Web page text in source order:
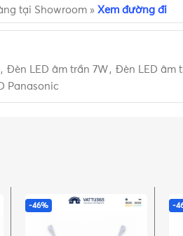
tại Showroom » Xem đường đi
, Đèn LED âm trần 7W, Đèn LED âm
Panasonic
-46% -